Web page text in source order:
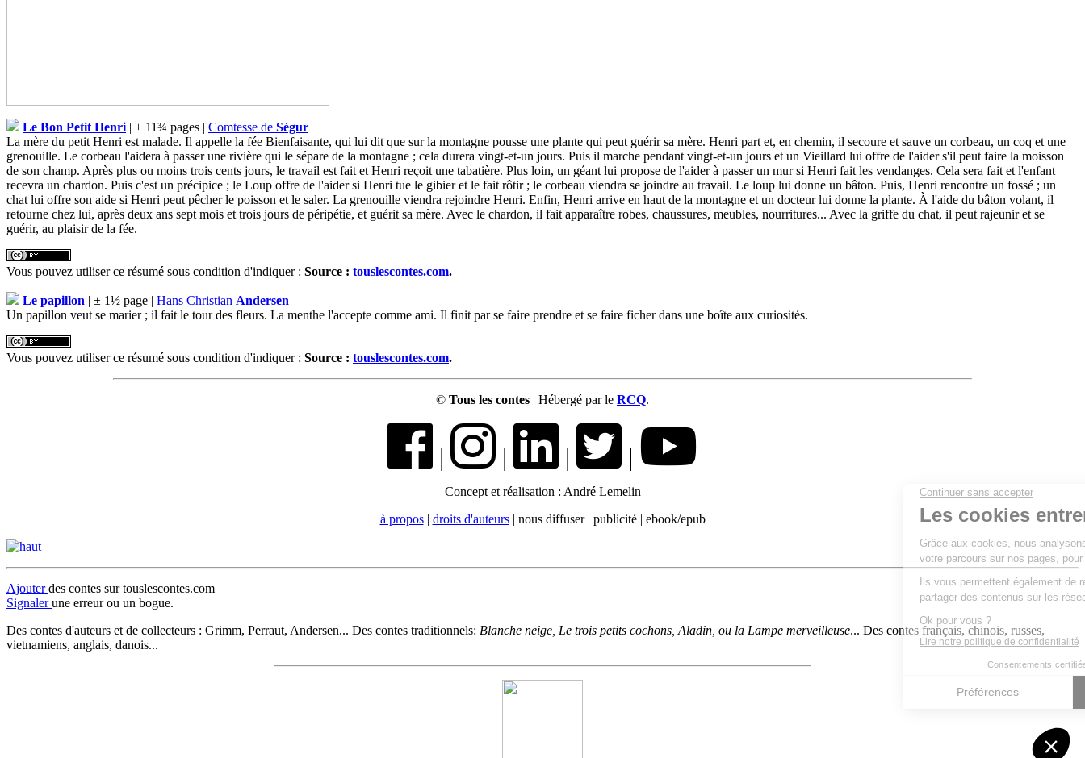
Le Bon Petit Henri | ± 11¾ pages | Comtesse de Ségur
La mère du petit Henri est malade. Il appelle la fée Bienfaisante, qui lui dit que sur la montagne pousse une plante qui peut guérir sa mère. Henri part et, en chemin, il secoure et sauve un corbeau, un coq et une
grenouille. Le corbeau l'aidera à passer une rivière qui le sépare de la montagne ; cela durera vingt-et-un jours. Puis il marche pendant vingt-et-un jours et un Vieillard lui offre de l'aider s'il peut faire la moisson
de son champ. Après plus ou moins trois cents jours, le travail est fait et Henri reçoit une tabatière. Plus loin, un géant lui propose de l'aider à passer un mur si Henri fait les vendanges. Cela sera fait et l'enfant
recevra un chardon. Puis c'est un précipice ; le Loup offre de l'aider si Henri tue le gibier et le fait rôtir ; le corbeau viendra se joindre au travail. Le loup lui donne un bâton. Puis, Henri rencontre un fossé ; un
chat lui offre son aide si Henri peut pêcher le poisson et le saler. La grenouille viendra rejoindre Henri. Enfin, Henri arrive en haut de la montagne et un docteur lui donne la plante. À l'aide du bâton volant, il
retourne chez lui, après deux ans sept mois et trois jours de péripétie, et guérit sa mère. Avec le chardon, il fait apparaître robes, chaussures, meubles, nourritures... Avec la griffe du chat, il peut rajeunir et se
guérir, au plaisir de la fée.
Vous pouvez utiliser ce résumé sous condition d'indiquer : Source : touslescontes.com.
Le papillon | ± 1½ page | Hans Christian Andersen
Un papillon veut se marier ; il fait le tour des fleurs. La menthe l'accepte comme ami. Il finit par se faire prendre et se faire ficher dans une boîte aux curiosités.
Vous pouvez utiliser ce résumé sous condition d'indiquer : Source : touslescontes.com.
© Tous les contes | Hébergé par le RCQ.
| | | |
Concept et réalisation : André Lemelin
à propos| droits d'auteurs| nous diffuser | publicité | ebook/epub
Ajouterdes contes sur touslescontes.com
Signalerune erreur ou un bogue.
Des contes d'auteurs et de collecteurs : Grimm, Perraut, Andersen... Des contes traditionnels: Blanche neige, Le trois petits cochons, Aladin, ou la Lampe merveilleuse... Des contes français, chinois, russes,
vietnamiens, anglais, danois...